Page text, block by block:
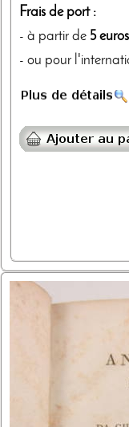
Frais de port :
- à partir de 5 euros
- ou pour